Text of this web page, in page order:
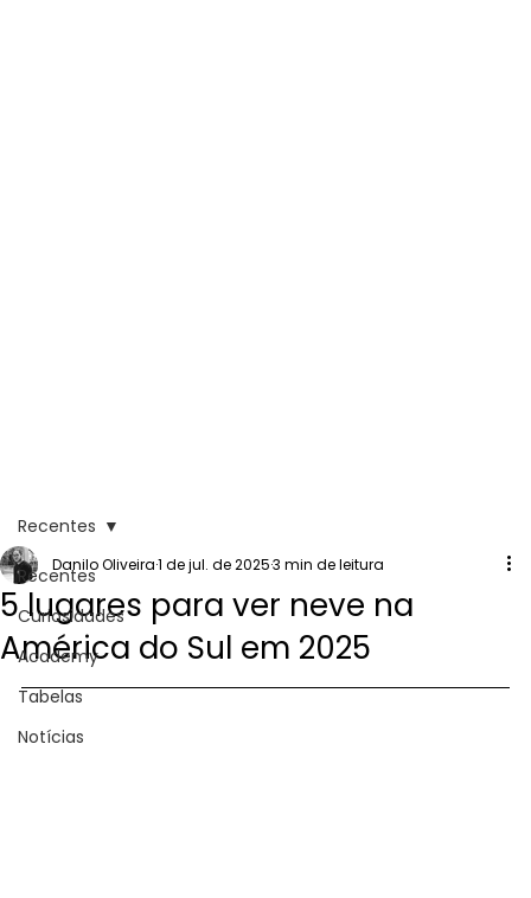
Recentes
Curiosidades
Academy
Tabelas
Notícias
Recentes
5 lugares para ver neve na
América do Sul em 2025
Danilo Oliveira1 de jul. de 20253 min de leitura